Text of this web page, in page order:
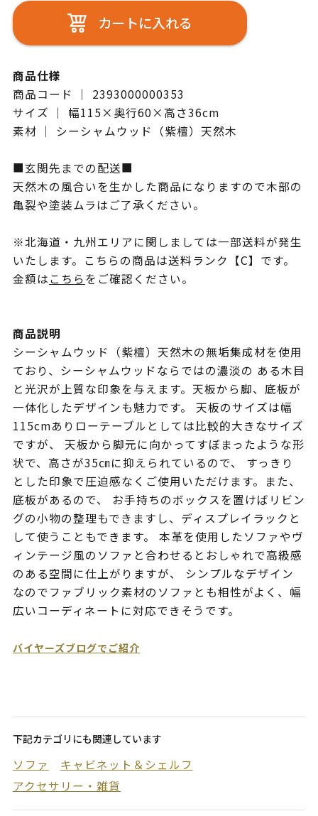
カートに入れる
商品仕様
商品コード ｜ 2393000000353
サイズ ｜ 幅115×奥行60×高さ36cm
素材 ｜ シーシャムウッド（紫檀）天然木
■玄関先までの配送■
天然木の風合いを生かした商品になりますので木部の
亀裂や塗装ムラはご了承ください。
※北海道・九州エリアに関しましては一部送料が発生
いたします。こちらの商品は送料ランク【C】です。
金額はこちらをご確認ください。
商品説明
シーシャムウッド（紫檀）天然木の無垢集成材を使用
ており、シーシャムウッドならではの濃淡の ある木目
と光沢が上質な印象を与えます。天板から脚、底板が
一体化したデザインも魅力です。 天板のサイズは幅
115cmありローテーブルとしては比較的大きなサイズ
ですが、 天板から脚元に向かってすぼまったような形
状で、高さが35㎝に抑えられているので、 すっきり
とした印象で圧迫感なくご使用いただけます。また、
底板があるので、 お手持ちのボックスを置けばリビン
グの小物の整理もできますし、ディスプレイラックと
して使うこともできます。 本革を使用したソファやヴ
ィンテージ風のソファと合わせるとおしゃれで高級感
のある空間に仕上がりますが、 シンプルなデザイン
なのでファブリック素材のソファとも相性がよく、幅
広いコーディネートに対応できそうです。
バイヤーズブログでご紹介
下記カテゴリにも関連しています
ソファ
キャビネット＆シェルフ
アクセサリー・雑貨